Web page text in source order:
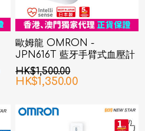
歐姆龍 OMRON -
JPN616T 藍牙手臂式血壓計
HK$1,500.00
HK$1,350.00